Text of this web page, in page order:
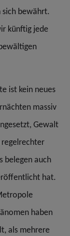
sich bewährt.
künftig jede
ist kein neues
massiv
Gewalt
belegen auch
hat.
haben
als mehrere